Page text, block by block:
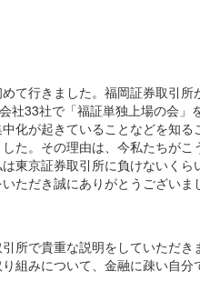
て行きました。福岡証券取引所
社33社で「福証単独上場の会」
化が起きていることなどを知る
た。その理由は、今私たちがこ
東京証券取引所に負けないくら
ただき誠にありがとうございま
所で貴重な説明をしていただき
組みについて、金融に疎い自分